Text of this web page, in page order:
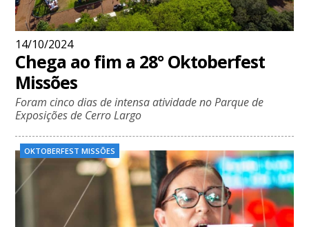
14/10/2024
Chega ao fim a 28° Oktoberfest
Missões
Foram cinco dias de intensa atividade no Parque de
Exposições de Cerro Largo
OKTOBERFEST MISSÕES